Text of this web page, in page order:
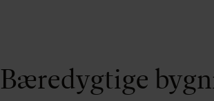
Bæredygtige